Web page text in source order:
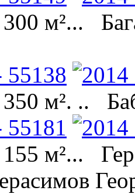
м²...
м². ..
м²...